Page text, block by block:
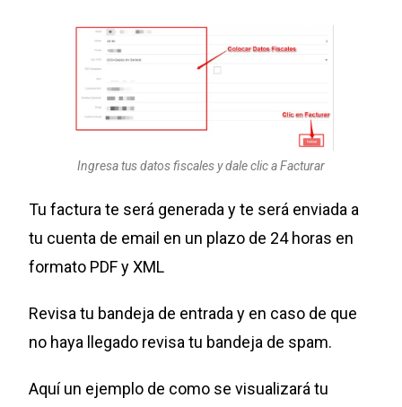
Ingresa tus datos fiscales y dale clic a Facturar
Tu factura te será generada y te será enviada a
tu cuenta de email en un plazo de 24 horas en
formato PDF y XML
Revisa tu bandeja de entrada y en caso de que
no haya llegado revisa tu bandeja de spam.
Aquí un ejemplo de como se visualizará tu